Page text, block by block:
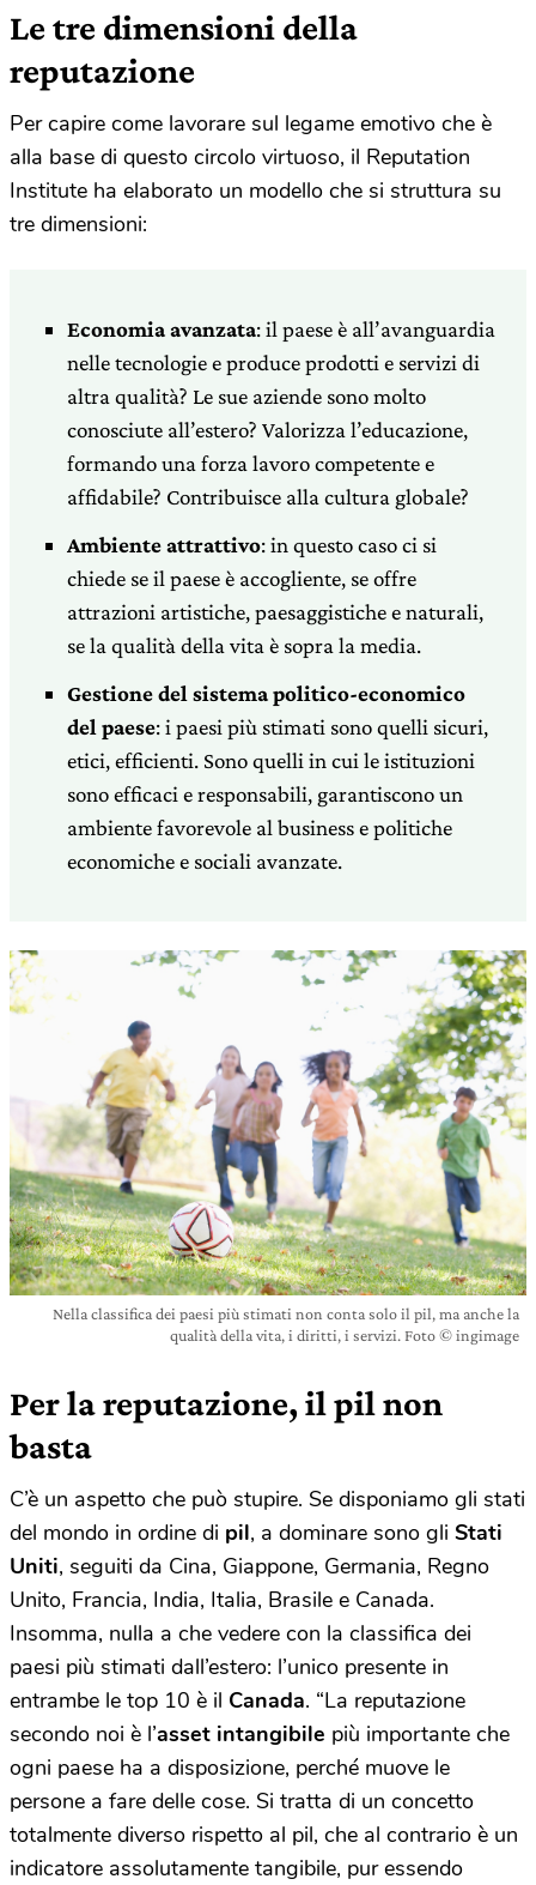
Le tre dimensioni della
reputazione
Per capire come lavorare sul legame emotivo che è
alla base di questo circolo virtuoso, il Reputation
Institute ha elaborato un modello che si struttura su
tre dimensioni:
Economia avanzata: il paese è all’avanguardia
nelle tecnologie e produce prodotti e servizi di
altra qualità? Le sue aziende sono molto
conosciute all’estero? Valorizza l’educazione,
formando una forza lavoro competente e
affidabile? Contribuisce alla cultura globale?
Ambiente attrattivo: in questo caso ci si
chiede se il paese è accogliente, se offre
attrazioni artistiche, paesaggistiche e naturali,
se la qualità della vita è sopra la media.
Gestione del sistema politico-economico
del paese: i paesi più stimati sono quelli sicuri,
etici, efficienti. Sono quelli in cui le istituzioni
sono efficaci e responsabili, garantiscono un
ambiente favorevole al business e politiche
economiche e sociali avanzate.
Nella classifica dei paesi più stimati non conta solo il pil, ma anche la
qualità della vita, i diritti, i servizi. Foto © ingimage
Per la reputazione, il pil non
basta
C’è un aspetto che può stupire. Se disponiamo gli stati
del mondo in ordine di pil, a dominare sono gli Stati
Uniti, seguiti da Cina, Giappone, Germania, Regno
Unito, Francia, India, Italia, Brasile e Canada.
Insomma, nulla a che vedere con la classifica dei
paesi più stimati dall’estero: l’unico presente in
entrambe le top 10 è il Canada. “La reputazione
secondo noi è l’asset intangibile più importante che
ogni paese ha a disposizione, perché muove le
persone a fare delle cose. Si tratta di un concetto
totalmente diverso rispetto al pil, che al contrario è un
indicatore assolutamente tangibile, pur essendo